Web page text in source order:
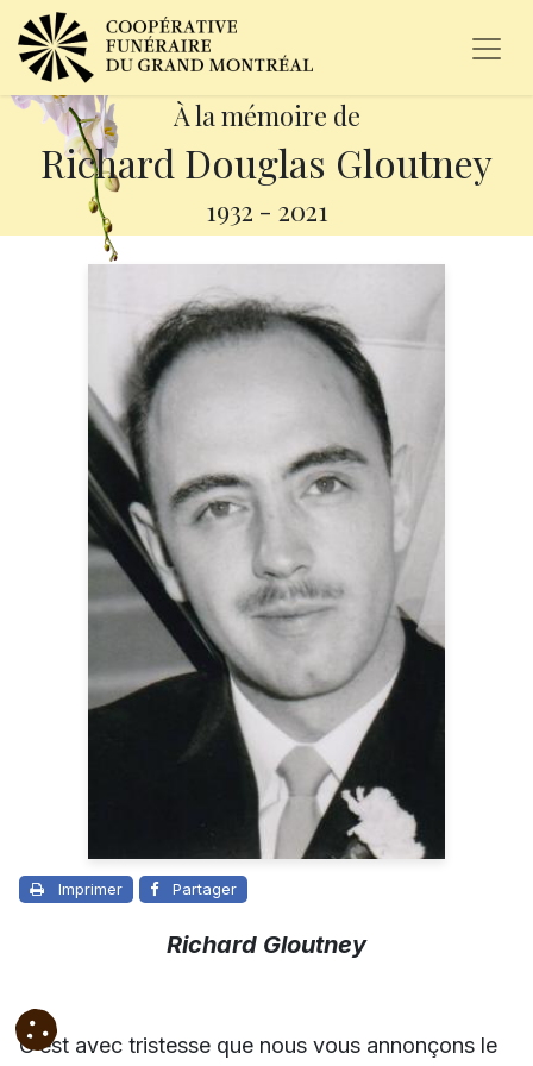
À la mémoire de
Richard Douglas Gloutney
1932 - 2021
Imprimer Partager
Richard Gloutney
C’est avec tristesse que nous vous annonçons le